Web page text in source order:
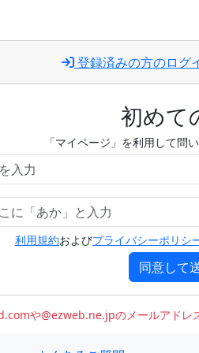
登録済みの方のログ
初めて
「マイページ」を利用して問
利用規約およびプライバシーポリシ
同意して
や@ezweb.ne.jpのメールアドレ